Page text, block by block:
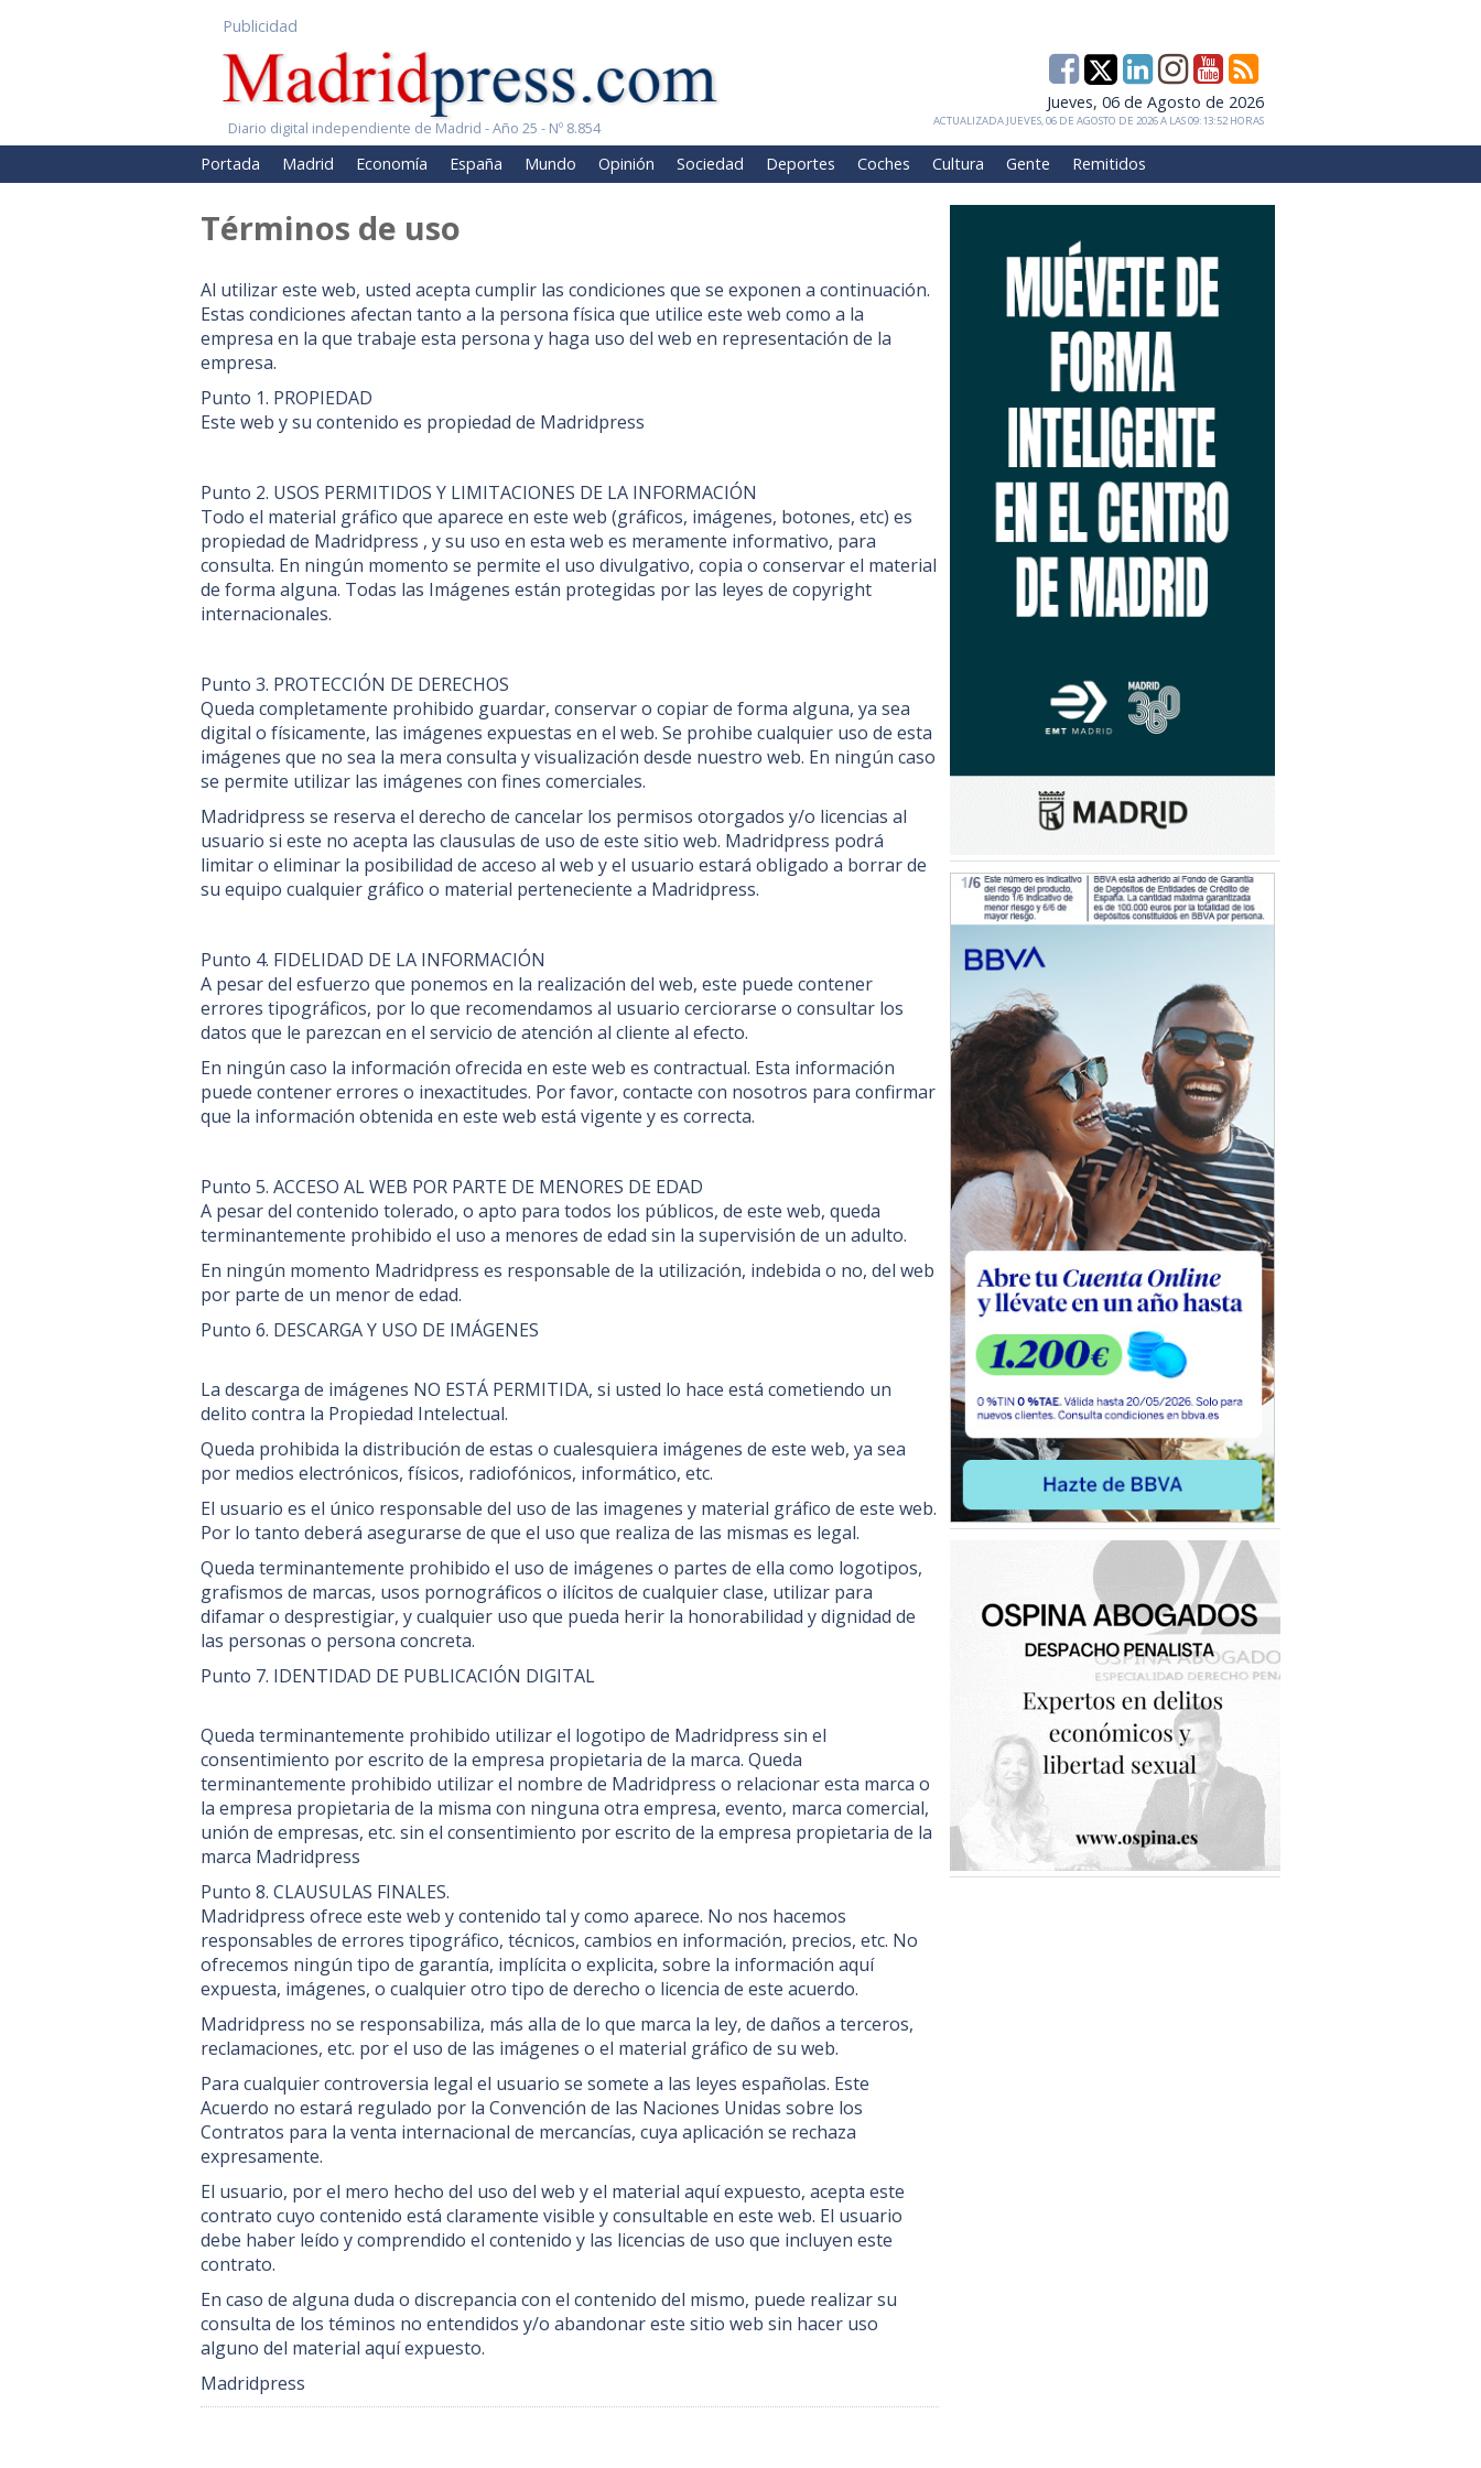
Publicidad
Diario digital independiente de Madrid - Año 25 - Nº 8.854
Jueves, 06 de Agosto de 2026
ACTUALIZADA JUEVES, 06 DE AGOSTO DE 2026 A LAS 09:13:52 HORAS
Portada Madrid Economía España Mundo Opinión Sociedad Deportes Coches Cultura Gente Remitidos
Términos de uso
Al utilizar este web, usted acepta cumplir las condiciones que se exponen a continuación.
Estas condiciones afectan tanto a la persona física que utilice este web como a la
empresa en la que trabaje esta persona y haga uso del web en representación de la
empresa.
Punto 1. PROPIEDAD
Este web y su contenido es propiedad de Madridpress
Punto 2. USOS PERMITIDOS Y LIMITACIONES DE LA INFORMACIÓN
Todo el material gráfico que aparece en este web (gráficos, imágenes, botones, etc) es
propiedad de Madridpress , y su uso en esta web es meramente informativo, para
consulta. En ningún momento se permite el uso divulgativo, copia o conservar el material
de forma alguna. Todas las Imágenes están protegidas por las leyes de copyright
internacionales.
Punto 3. PROTECCIÓN DE DERECHOS
Queda completamente prohibido guardar, conservar o copiar de forma alguna, ya sea
digital o físicamente, las imágenes expuestas en el web. Se prohibe cualquier uso de esta
imágenes que no sea la mera consulta y visualización desde nuestro web. En ningún caso
se permite utilizar las imágenes con fines comerciales.
Madridpress se reserva el derecho de cancelar los permisos otorgados y/o licencias al
usuario si este no acepta las clausulas de uso de este sitio web. Madridpress podrá
limitar o eliminar la posibilidad de acceso al web y el usuario estará obligado a borrar de
su equipo cualquier gráfico o material perteneciente a Madridpress.
Punto 4. FIDELIDAD DE LA INFORMACIÓN
A pesar del esfuerzo que ponemos en la realización del web, este puede contener
errores tipográficos, por lo que recomendamos al usuario cerciorarse o consultar los
datos que le parezcan en el servicio de atención al cliente al efecto.
En ningún caso la información ofrecida en este web es contractual. Esta información
puede contener errores o inexactitudes. Por favor, contacte con nosotros para confirmar
que la información obtenida en este web está vigente y es correcta.
Punto 5. ACCESO AL WEB POR PARTE DE MENORES DE EDAD
A pesar del contenido tolerado, o apto para todos los públicos, de este web, queda
terminantemente prohibido el uso a menores de edad sin la supervisión de un adulto.
En ningún momento Madridpress es responsable de la utilización, indebida o no, del web
por parte de un menor de edad.
Punto 6. DESCARGA Y USO DE IMÁGENES
La descarga de imágenes NO ESTÁ PERMITIDA, si usted lo hace está cometiendo un
delito contra la Propiedad Intelectual.
Queda prohibida la distribución de estas o cualesquiera imágenes de este web, ya sea
por medios electrónicos, físicos, radiofónicos, informático, etc.
El usuario es el único responsable del uso de las imagenes y material gráfico de este web.
Por lo tanto deberá asegurarse de que el uso que realiza de las mismas es legal.
Queda terminantemente prohibido el uso de imágenes o partes de ella como logotipos,
grafismos de marcas, usos pornográficos o ilícitos de cualquier clase, utilizar para
difamar o desprestigiar, y cualquier uso que pueda herir la honorabilidad y dignidad de
las personas o persona concreta.
Punto 7. IDENTIDAD DE PUBLICACIÓN DIGITAL
Queda terminantemente prohibido utilizar el logotipo de Madridpress sin el
consentimiento por escrito de la empresa propietaria de la marca. Queda
terminantemente prohibido utilizar el nombre de Madridpress o relacionar esta marca o
la empresa propietaria de la misma con ninguna otra empresa, evento, marca comercial,
unión de empresas, etc. sin el consentimiento por escrito de la empresa propietaria de la
marca Madridpress
Punto 8. CLAUSULAS FINALES.
Madridpress ofrece este web y contenido tal y como aparece. No nos hacemos
responsables de errores tipográfico, técnicos, cambios en información, precios, etc. No
ofrecemos ningún tipo de garantía, implícita o explicita, sobre la información aquí
expuesta, imágenes, o cualquier otro tipo de derecho o licencia de este acuerdo.
Madridpress no se responsabiliza, más alla de lo que marca la ley, de daños a terceros,
reclamaciones, etc. por el uso de las imágenes o el material gráfico de su web.
Para cualquier controversia legal el usuario se somete a las leyes españolas. Este
Acuerdo no estará regulado por la Convención de las Naciones Unidas sobre los
Contratos para la venta internacional de mercancías, cuya aplicación se rechaza
expresamente.
El usuario, por el mero hecho del uso del web y el material aquí expuesto, acepta este
contrato cuyo contenido está claramente visible y consultable en este web. El usuario
debe haber leído y comprendido el contenido y las licencias de uso que incluyen este
contrato.
En caso de alguna duda o discrepancia con el contenido del mismo, puede realizar su
consulta de los téminos no entendidos y/o abandonar este sitio web sin hacer uso
alguno del material aquí expuesto.
Madridpress